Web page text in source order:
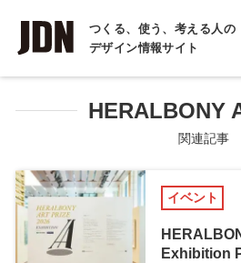
つくる、使う、考える人の
デザイン情報サイト
INTERVIEW
インタビュー
REPORT
COLUMN
コラム
HERALBONY
関連記事
イベント
Exhibition